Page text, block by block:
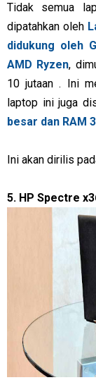
Tidak semua
dipatahkan oleh
didukung oleh
AMD Ryzen,
10 jutaan . Ini
laptop ini juga
besar dan RAM
Ini akan dirilis
5. HP Spectre